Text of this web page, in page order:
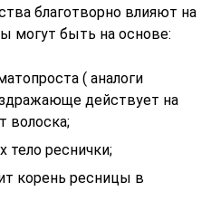
благотворно влияют на
могут быть на основе:
( аналоги
действует на
волоска;
тело реснички;
корень ресницы в